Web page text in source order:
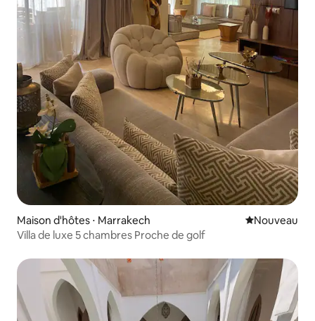
Maison d'hôtes ⋅ Marrakech Nouvel
Nouveau
Villa de luxe 5 chambres Proche de golf